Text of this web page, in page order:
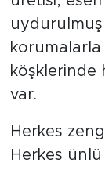
korumalarla
köşklerinde
var.
Herkes
Herkes